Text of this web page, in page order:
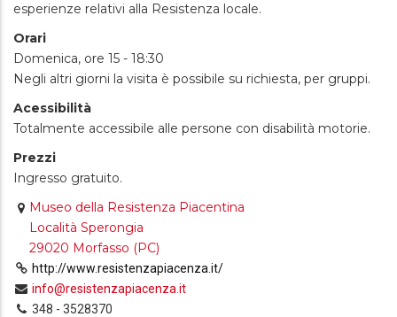
esperienze relativi alla Resistenza locale.
Orari
Domenica, ore 15 - 18:30
Negli altri giorni la visita è possibile su richiesta, per gruppi.
Acessibilità
Totalmente accessibile alle persone con disabilità motorie.
Prezzi
Ingresso gratuito.
Museo della Resistenza Piacentina
Località Sperongia
29020 Morfasso (PC)
http://www.resistenzapiacenza.it/
info@resistenzapiacenza.it
348 - 3528370